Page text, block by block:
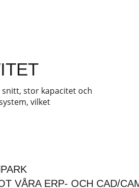
stor kapacitet och
vilket
VÅRA ERP- OCH CAD/